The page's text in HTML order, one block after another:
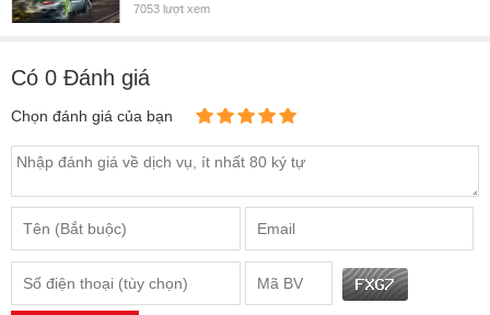
Màn hình laptop sẵn tại kho, thay thế trực tiếp, khách chờ xem lấy
ngay
CÁC LỖI THƯỜNG GẶP VỚI MÀN HÌNH LAPTOP
7053 lượt xem
Có 0 Đánh giá
Chọn đánh giá của bạn